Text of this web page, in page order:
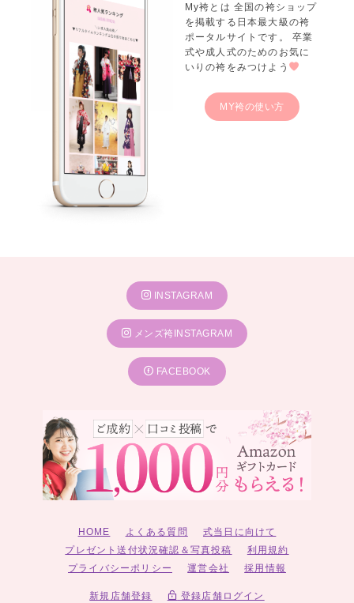
My袴とは 全国の袴ショップ
を掲載する日本最大級の袴
ポータルサイトです。 卒業
式や成人式のためのお気に
いりの袴をみつけよう
MY袴の使い方
INSTAGRAM
メンズ袴INSTAGRAM
FACEBOOK
HOME よくある質問
式当日に向けて
プレゼント送付状況確認＆写真投稿
利用規約
プライバシーポリシー
運営会社 採用情報
新規店舗登録 登録店舗ログイン